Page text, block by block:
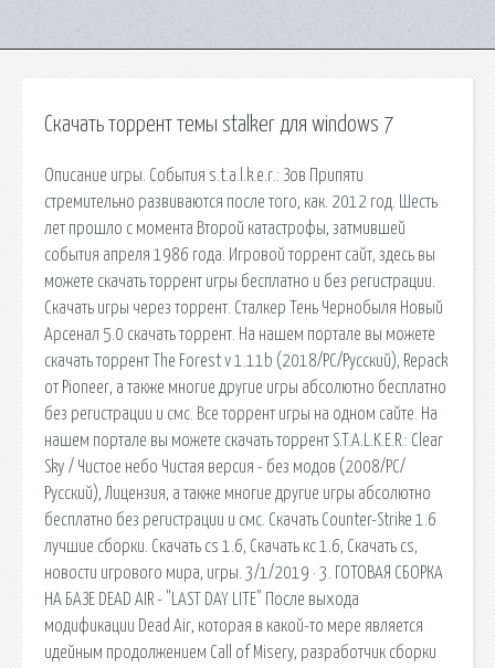
Скачать торрент темы stalker для windows 7
Описание игры. События s.t.a.l.k.e.r.: Зов Припяти
стремительно развиваются после того, как. 2012 год. Шесть
лет прошло с момента Второй катастрофы, затмившей
события апреля 1986 года. Игровой торрент сайт, здесь вы
можете скачать торрент игры бесплатно и без регистрации.
Скачать игры через торрент. Сталкер Тень Чернобыля Новый
Арсенал 5.0 скачать торрент. На нашем портале вы можете
скачать торрент The Forest v 1.11b (2018/PC/Русский), Repack
от Pioneer, а также многие другие игры абсолютно бесплатно
без регистрации и смс. Все торрент игры на одном сайте. На
нашем портале вы можете скачать торрент S.T.A.L.K.E.R.: Clear
Sky / Чистое небо Чистая версия - без модов (2008/PC/
Русский), Лицензия, а также многие другие игры абсолютно
бесплатно без регистрации и смс. Скачать Counter-Strike 1.6
лучшие сборки. Скачать cs 1.6, Скачать кс 1.6, Скачать cs,
новости игрового мира, игры. 3/1/2019 · 3. ГОТОВАЯ СБОРКА
НА БАЗЕ DEAD AIR - "LAST DAY LITE" После выхода
модификации Dead Air, которая в какой-то мере является
идейным продолжением Call of Misery, разработчик сборки